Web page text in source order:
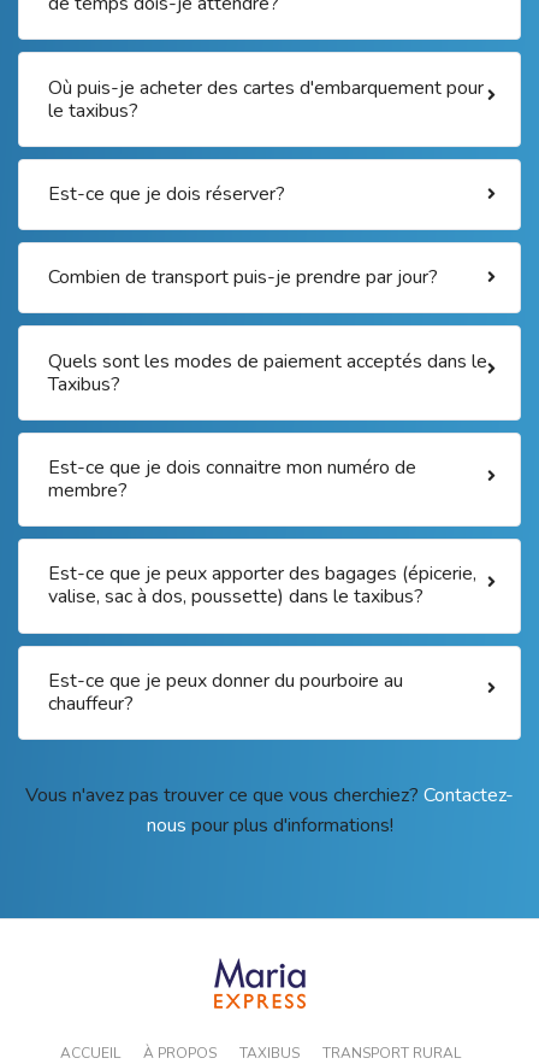
Où puis-je acheter des cartes d'embarquement pour
le taxibus?
Est-ce que je dois réserver?
Combien de transport puis-je prendre par jour?
Quels sont les modes de paiement acceptés dans le
Taxibus?
Est-ce que je dois connaitre mon numéro de
membre?
Est-ce que je peux apporter des bagages (épicerie,
valise, sac à dos, poussette) dans le taxibus?
Est-ce que je peux donner du pourboire au
chauffeur?
Vous n'avez pas trouver ce que vous cherchiez? Contactez-
nous pour plus d'informations!
ACCUEIL À PROPOS TAXIBUS TRANSPORT RURAL